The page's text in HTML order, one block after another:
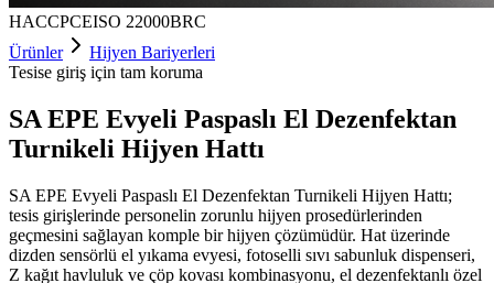
HACCPCEISO 22000BRC
Ürünler
Hijyen Bariyerleri
Tesise giriş için tam koruma
SA EPE Evyeli Paspaslı El Dezenfektan
Turnikeli Hijyen Hattı
SA EPE Evyeli Paspaslı El Dezenfektan Turnikeli Hijyen Hattı;
tesis girişlerinde personelin zorunlu hijyen prosedürlerinden
geçmesini sağlayan komple bir hijyen çözümüdür. Hat üzerinde
dizden sensörlü el yıkama evyesi, fotoselli sıvı sabunluk dispenseri,
Z kağıt havluluk ve çöp kovası kombinasyonu, el dezenfektanlı özel